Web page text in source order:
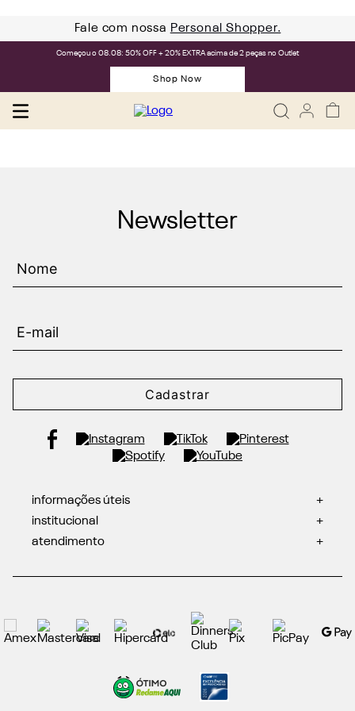
Fale com nossa Personal Shopper.
Começou o 08.08: 50% OFF + 20% EXTRA acima de 2 peças no Outlet
Shop Now
Newsletter
Cadastrar
informações úteis
+
institucional
+
atendimento
+